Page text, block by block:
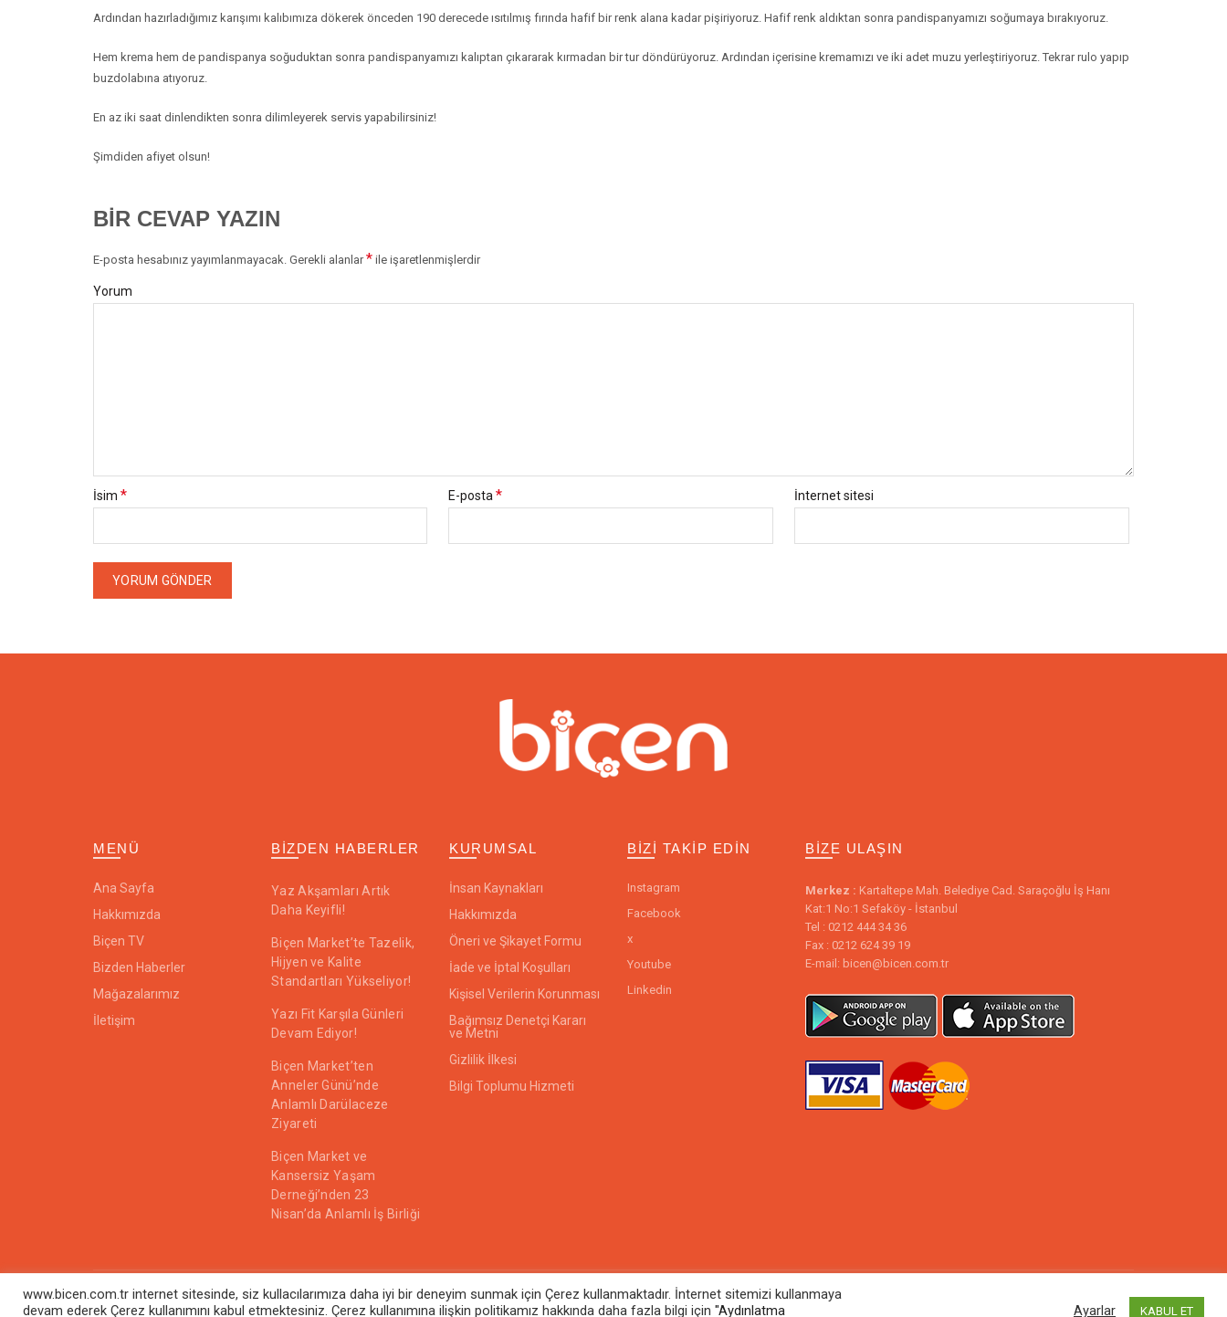
Ardından hazırladığımız karışımı kalıbımıza dökerek önceden 190 derecede ısıtılmış fırında hafif bir renk alana kadar pişiriyoruz. Hafif renk aldıktan sonra pandispanyamızı soğumaya bırakıyoruz.
Hem krema hem de pandispanya soğuduktan sonra pandispanyamızı kalıptan çıkararak kırmadan bir tur döndürüyoruz. Ardından içerisine kremamızı ve iki adet muzu yerleştiriyoruz. Tekrar rulo yapıp
buzdolabına atıyoruz.
En az iki saat dinlendikten sonra dilimleyerek servis yapabilirsiniz!
Şimdiden afiyet olsun!
BIR CEVAP YAZIN
E-posta hesabınız yayımlanmayacak. Gerekli alanlar* ile işaretlenmişlerdir
Yorum
İsim * E-posta* İnternet sitesi
MENÜ
Ana Sayfa
Hakkımızda
Biçen TV
Bizden Haberler
Mağazalarımız
İletişim
BIZDEN HABERLER
Yaz Akşamları Artık
Daha Keyifli!
Biçen Market’te Tazelik,
Hijyen ve Kalite
Standartları Yükseliyor!
Yazı Fit Karşıla Günleri
Devam Ediyor!
Biçen Market’ten
Anneler Günü’nde
Anlamlı Darülaceze
Ziyareti
Biçen Market ve
Kansersiz Yaşam
Derneği’nden 23
Nisan’da Anlamlı İş Birliği
KURUMSAL
İnsan Kaynakları
Hakkımızda
Öneri ve Şikayet Formu
İade ve İptal Koşulları
Kişisel Verilerin Korunması
Bağımsız Denetçi Kararı
ve Metni
Gizlilik İlkesi
Bilgi Toplumu Hizmeti
BIZI TAKIP EDIN
Instagram
Facebook
x
Youtube
Linkedin
BIZE ULAŞIN
Merkez : Kartaltepe Mah. Belediye Cad. Saraçoğlu İş Hanı
Kat:1 No:1 Sefaköy - İstanbul
Tel : 0212 444 34 36
Fax : 0212 624 39 19
E-mail: bicen@bicen.com.tr
© 2026Biçen Market. All rights reserved
www.bicen.com.tr internet sitesinde, siz kullacılarımıza daha iyi bir deneyim sunmak için Çerez kullanmaktadır. İnternet sitemizi kullanmaya
devam ederek Çerez kullanımını kabul etmektesiniz. Çerez kullanımına ilişkin politikamız hakkında daha fazla bilgi için "Aydınlatma Ayarlar KABUL ET